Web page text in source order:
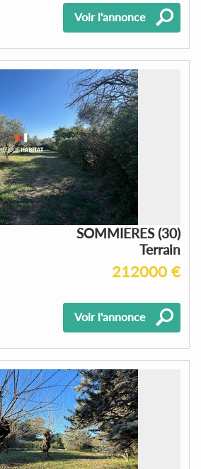
Voir l'annonce
SOMMIERES (30)
Terrain
212000 €
Voir l'annonce